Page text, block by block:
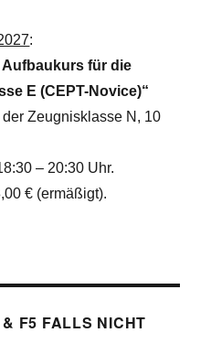
:
Aufbaukurs für die
E (CEPT-Novice)“
Zeugnisklasse N, 10
– 20:30 Uhr.
€ (ermäßigt).
F5 FALLS NICHT